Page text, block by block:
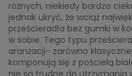
różnych, niekiedy bardzo
jednak ukryć, że wciąż
prześcieradła bez gumki w
w sobie. Tego typu
aranżacji- zarówno
komponują się z pościelą
nie są trudne do utrzymania